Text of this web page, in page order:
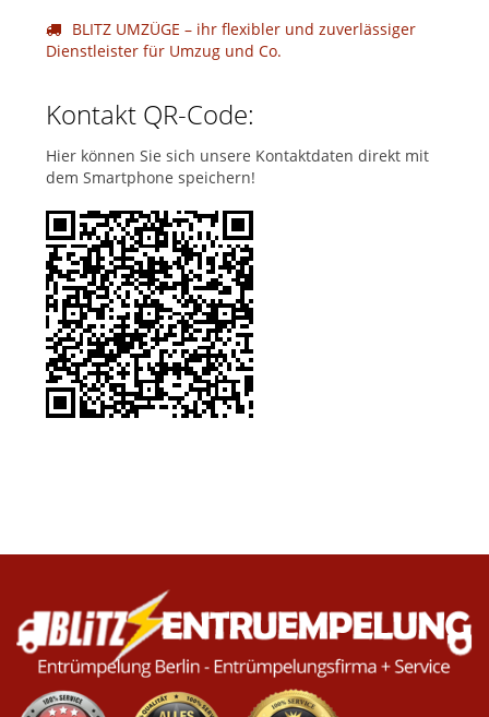
BLITZ UMZÜGE – ihr flexibler und zuverlässiger
Dienstleister für Umzug und Co.
Kontakt QR-Code:
Hier können Sie sich unsere Kontaktdaten direkt mit
dem Smartphone speichern!